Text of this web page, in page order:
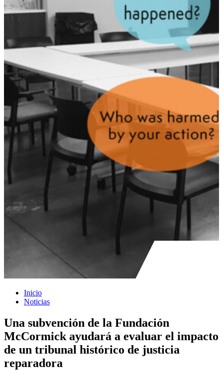
Inicio
Noticias
Una subvención de la Fundación
McCormick ayudará a evaluar el impacto
de un tribunal histórico de justicia
reparadora